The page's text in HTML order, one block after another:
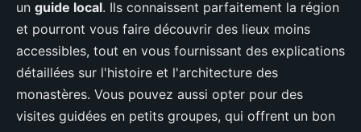
un guide local. Ils connaissent parfaitement la région
et pourront vous faire découvrir des lieux moins
accessibles, tout en vous fournissant des explications
détaillées sur l'histoire et l'architecture des
monastères. Vous pouvez aussi opter pour des
visites guidées en petits groupes, qui offrent un bon